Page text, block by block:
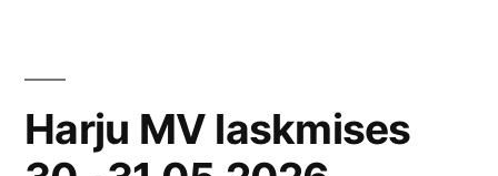
Harju MV laskmises